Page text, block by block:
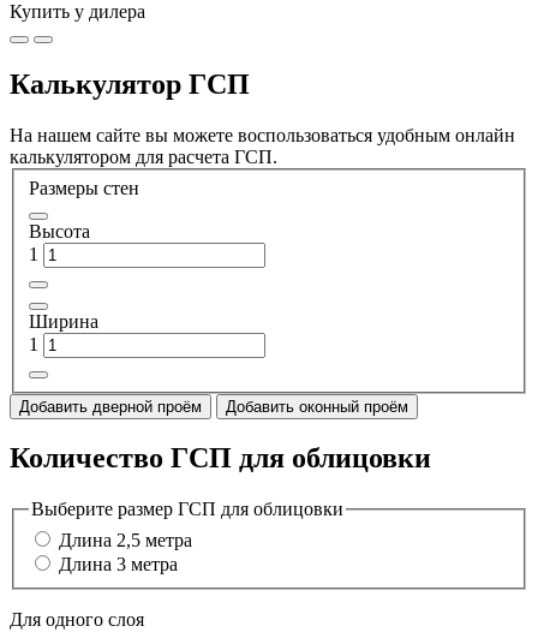
Купить у дилера
Калькулятор ГСП
На нашем сайте вы можете воспользоваться удобным онлайн
калькулятором для расчета ГСП.
Размеры стен
Высота
1
Ширина
1
Добавить дверной проём Добавить оконный проём
Количество ГСП для облицовки
Выберите размер ГСП для облицовки
Длина 2,5 метра
Длина 3 метра
Для одного слоя